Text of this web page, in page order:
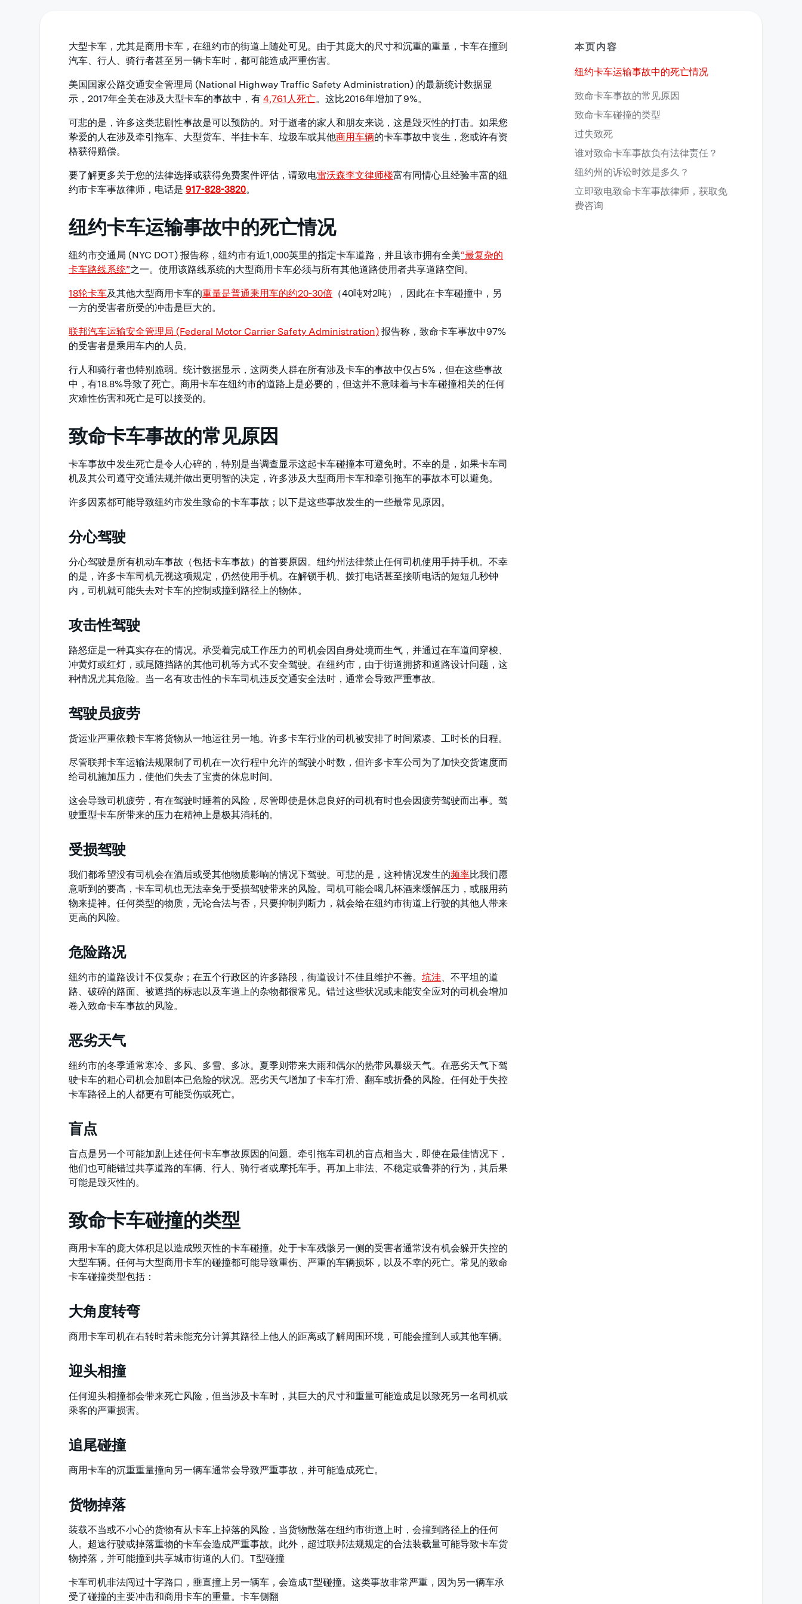
大型卡车，尤其是商用卡车，在纽约市的街道上随处可见。由于其庞大的尺寸和沉重的重量，卡车在撞到
汽车、行人、骑行者甚至另一辆卡车时，都可能造成严重伤害。
美国国家公路交通安全管理局 (National Highway Traffic Safety Administration) 的最新统计数据显
示，2017年全美在涉及大型卡车的事故中，有4,761人死亡。这比2016年增加了9%。
可悲的是，许多这类悲剧性事故是可以预防的。对于逝者的家人和朋友来说，这是毁灭性的打击。如果您
挚爱的人在涉及牵引拖车、大型货车、半挂卡车、垃圾车或其他商用车辆的卡车事故中丧生，您或许有资
格获得赔偿。
要了解更多关于您的法律选择或获得免费案件评估，请致电雷沃森李文律师楼富有同情心且经验丰富的纽
约市卡车事故律师，电话是917-828-3820。
纽约卡车运输事故中的死亡情况
纽约市交通局 (NYC DOT) 报告称，纽约市有近1,000英里的指定卡车道路，并且该市拥有全美“最复杂的
卡车路线系统”之一。使用该路线系统的大型商用卡车必须与所有其他道路使用者共享道路空间。
18轮卡车及其他大型商用卡车的重量是普通乘用车的约20-30倍 （40吨对2吨），因此在卡车碰撞中，另
一方的受害者所受的冲击是巨大的。
联邦汽车运输安全管理局 (Federal Motor Carrier Safety Administration) 报告称，致命卡车事故中97%
的受害者是乘用车内的人员。
行人和骑行者也特别脆弱。统计数据显示，这两类人群在所有涉及卡车的事故中仅占5%，但在这些事故
中，有18.8%导致了死亡。商用卡车在纽约市的道路上是必要的，但这并不意味着与卡车碰撞相关的任何
灾难性伤害和死亡是可以接受的。
致命卡车事故的常见原因
卡车事故中发生死亡是令人心碎的，特别是当调查显示这起卡车碰撞本可避免时。不幸的是，如果卡车司
机及其公司遵守交通法规并做出更明智的决定，许多涉及大型商用卡车和牵引拖车的事故本可以避免。
许多因素都可能导致纽约市发生致命的卡车事故；以下是这些事故发生的一些最常见原因。
分心驾驶
分心驾驶是所有机动车事故（包括卡车事故）的首要原因。纽约州法律禁止任何司机使用手持手机。不幸
的是，许多卡车司机无视这项规定，仍然使用手机。在解锁手机、拨打电话甚至接听电话的短短几秒钟
内，司机就可能失去对卡车的控制或撞到路径上的物体。
攻击性驾驶
路怒症是一种真实存在的情况。承受着完成工作压力的司机会因自身处境而生气，并通过在车道间穿梭、
冲黄灯或红灯，或尾随挡路的其他司机等方式不安全驾驶。在纽约市，由于街道拥挤和道路设计问题，这
种情况尤其危险。当一名有攻击性的卡车司机违反交通安全法时，通常会导致严重事故。
驾驶员疲劳
货运业严重依赖卡车将货物从一地运往另一地。许多卡车行业的司机被安排了时间紧凑、工时长的日程。
尽管联邦卡车运输法规限制了司机在一次行程中允许的驾驶小时数，但许多卡车公司为了加快交货速度而
给司机施加压力，使他们失去了宝贵的休息时间。
这会导致司机疲劳，有在驾驶时睡着的风险，尽管即使是休息良好的司机有时也会因疲劳驾驶而出事。驾
驶重型卡车所带来的压力在精神上是极其消耗的。
受损驾驶
我们都希望没有司机会在酒后或受其他物质影响的情况下驾驶。可悲的是，这种情况发生的频率比我们愿
意听到的要高，卡车司机也无法幸免于受损驾驶带来的风险。司机可能会喝几杯酒来缓解压力，或服用药
物来提神。任何类型的物质，无论合法与否，只要抑制判断力，就会给在纽约市街道上行驶的其他人带来
更高的风险。
危险路况
纽约市的道路设计不仅复杂；在五个行政区的许多路段，街道设计不佳且维护不善。坑洼、不平坦的道
路、破碎的路面、被遮挡的标志以及车道上的杂物都很常见。错过这些状况或未能安全应对的司机会增加
卷入致命卡车事故的风险。
恶劣天气
纽约市的冬季通常寒冷、多风、多雪、多冰。夏季则带来大雨和偶尔的热带风暴级天气。在恶劣天气下驾
驶卡车的粗心司机会加剧本已危险的状况。恶劣天气增加了卡车打滑、翻车或折叠的风险。任何处于失控
卡车路径上的人都更有可能受伤或死亡。
盲点
盲点是另一个可能加剧上述任何卡车事故原因的问题。牵引拖车司机的盲点相当大，即使在最佳情况下，
他们也可能错过共享道路的车辆、行人、骑行者或摩托车手。再加上非法、不稳定或鲁莽的行为，其后果
可能是毁灭性的。
致命卡车碰撞的类型
商用卡车的庞大体积足以造成毁灭性的卡车碰撞。处于卡车残骸另一侧的受害者通常没有机会躲开失控的
大型车辆。任何与大型商用卡车的碰撞都可能导致重伤、严重的车辆损坏，以及不幸的死亡。常见的致命
卡车碰撞类型包括：
大角度转弯
商用卡车司机在右转时若未能充分计算其路径上他人的距离或了解周围环境，可能会撞到人或其他车辆。
迎头相撞
任何迎头相撞都会带来死亡风险，但当涉及卡车时，其巨大的尺寸和重量可能造成足以致死另一名司机或
乘客的严重损害。
追尾碰撞
商用卡车的沉重重量撞向另一辆车通常会导致严重事故，并可能造成死亡。
货物掉落
装载不当或不小心的货物有从卡车上掉落的风险，当货物散落在纽约市街道上时，会撞到路径上的任何
人。超速行驶或掉落重物的卡车会造成严重事故。此外，超过联邦法规规定的合法装载量可能导致卡车货
物掉落，并可能撞到共享城市街道的人们。T型碰撞
卡车司机非法闯过十字路口，垂直撞上另一辆车，会造成T型碰撞。这类事故非常严重，因为另一辆车承
受了碰撞的主要冲击和商用卡车的重量。卡车侧翻
本页内容
纽约卡车运输事故中的死亡情况
致命卡车事故的常见原因
致命卡车碰撞的类型
过失致死
谁对致命卡车事故负有法律责任？
纽约州的诉讼时效是多久？
立即致电致命卡车事故律师，获取免
费咨询